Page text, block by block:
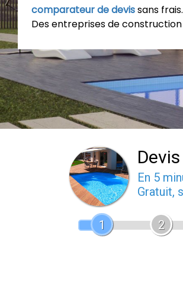
comparateur de devissans frais.
Des entreprises de
En 5
Gratuit,
1 2